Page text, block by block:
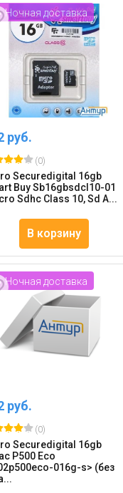
Ночная доставка
руб.
(0)
Securedigital 16gb
Buy Sb16gbsdcl10-01
Sdhc Class 10, Sd A...
В корзину
Ночная доставка
руб.
(0)
Securedigital 16gb
P500 Eco
016g-s> (без